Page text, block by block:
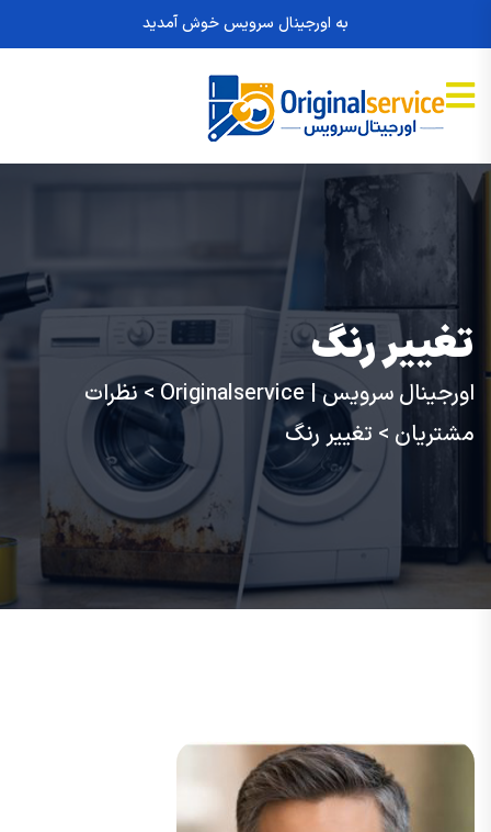
به اورجینال سرویس خوش آمدید
تغییر رنگ
اورجینال سرویس | Originalservice >نظرات
مشتریان > تغییر رنگ